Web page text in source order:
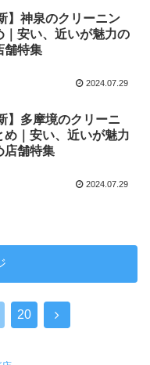
】神泉のクリーニン
｜安い、近いが魅力の
舗特集
2024.07.29
】多摩境のクリーニ
め｜安い、近いが魅力
店舗特集
2024.07.29
20
次